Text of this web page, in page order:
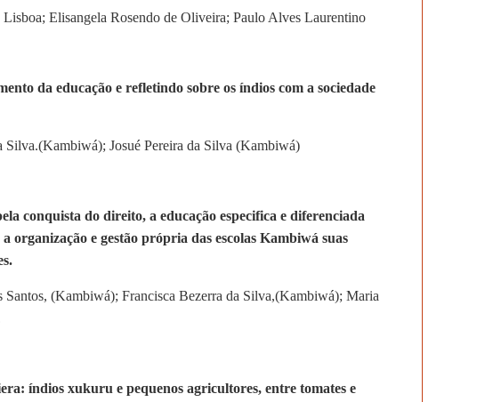
Elisangela Rosendo de Oliveira; Paulo Alves Laurentino
da educação e refletindo sobre os índios com a sociedade
Silva.(Kambiwá); Josué Pereira da Silva (Kambiwá)
conquista do direito, a educação especifica e diferenciada
organização e gestão própria das escolas Kambiwá suas
Santos, (Kambiwá); Francisca Bezerra da Silva,(Kambiwá); Maria
índios xukuru e pequenos agricultores, entre tomates e